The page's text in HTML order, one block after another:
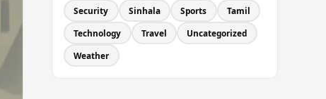
Security Sinhala Sports Tamil
Technology Travel Uncategorized
Weather